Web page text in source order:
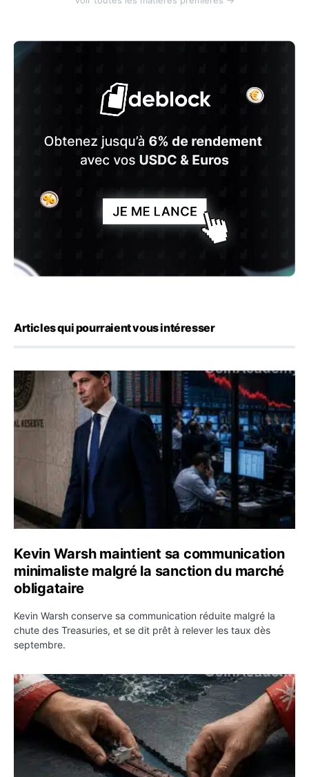
Articles qui pourraient vous intéresser
Kevin Warsh maintient sa communication minimaliste
Kevin Warsh maintient sa communication
minimaliste malgré la sanction du marché
obligataire
Kevin Warsh conserve sa communication réduite malgré la
chute des Treasuries, et se dit prêt à relever les taux dès
septembre.
Ormuz : l’Iran annonce un accord avec Oman sur une